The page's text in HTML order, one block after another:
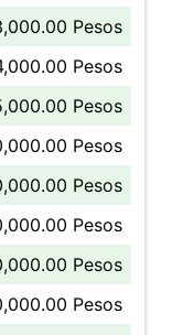
Pesos
Pesos
Pesos
Pesos
Pesos
Pesos
Pesos
Pesos